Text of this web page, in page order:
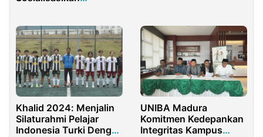
Balongsari Tandes
Khalid 2024: Menjalin
Silaturahmi Pelajar
Indonesia Turki Dengan
UNIBA Madura
Komitmen Kedepankan
Integritas Kampus